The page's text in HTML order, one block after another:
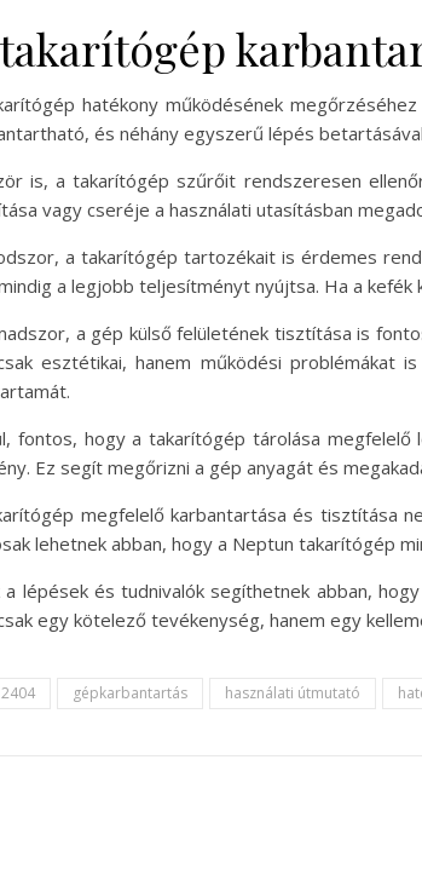
hatékony működésének
és néhány egyszerű lépés
is, a takarítógép szűrőit rendszeresen
vagy cseréje a használati utasításban
a takarítógép tartozékait is érdemes
a legjobb teljesítményt nyújtsa. Ha a
a gép külső felületének tisztítása is
esztétikai, hanem működési
fontos, hogy a takarítógép tárolása
Ez segít megőrizni a gép anyagát és
megfelelő karbantartása és tisztítása
lehetnek abban, hogy a Neptun takarítógép
a lépések és tudnivalók segíthetnek abban,
egy kötelező tevékenység, hanem egy
gépkarbantartás használati útmutató